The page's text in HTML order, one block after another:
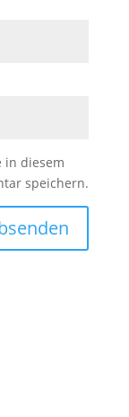
in diesem
speichern.